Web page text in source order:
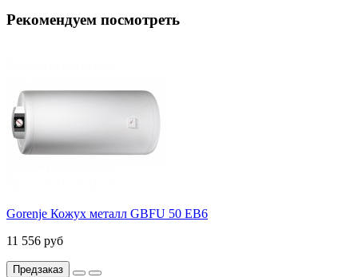
Рекомендуем посмотреть
Gorenje Кожух металл GBFU 50 EB6
11 556 руб
Предзаказ